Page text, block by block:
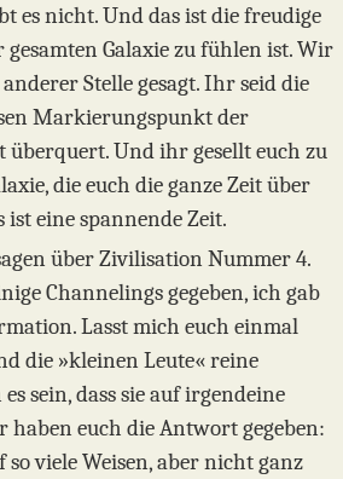
es nicht. Und das ist die freudige
Galaxie zu fühlen ist. Wir
Stelle gesagt. Ihr seid die
Markierungspunkt der
überquert. Und ihr gesellt euch zu
die euch die ganze Zeit über
ist eine spannende Zeit.
über Zivilisation Nummer 4.
Channelings gegeben, ich gab
Lasst mich euch einmal
die »kleinen Leute« reine
sein, dass sie auf irgendeine
haben euch die Antwort gegeben:
so viele Weisen, aber nicht ganz